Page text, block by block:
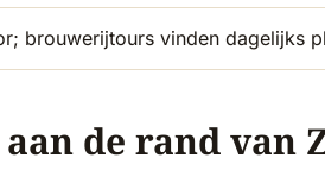
brouwerijtours vinden dagelijks
de rand van